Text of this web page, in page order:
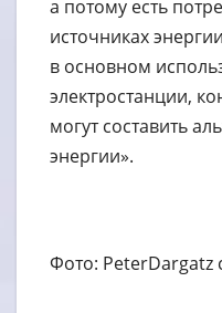
а потому есть
источниках
в основном
электростанции,
могут составить
энергии».
Фото: PeterDargatz